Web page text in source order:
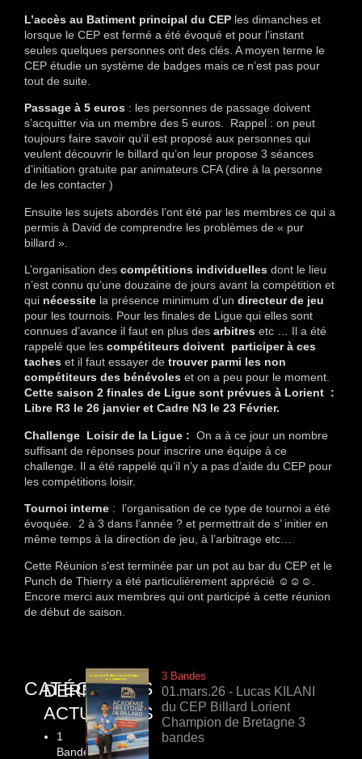
L’accès au Batiment principal du CEP les dimanches et
lorsque le CEP est fermé a été évoqué et pour l’instant
seules quelques personnes ont des clés. A moyen terme le
CEP étudie un système de badges mais ce n’est pas pour
tout de suite.
Passage à 5 euros : les personnes de passage doivent
s’acquitter via un membre des 5 euros. Rappel : on peut
toujours faire savoir qu’il est proposé aux personnes qui
veulent découvrir le billard qu’on leur propose 3 séances
d’initiation gratuite par animateurs CFA (dire à la personne
de les contacter )
Ensuite les sujets abordés l’ont été par les membres ce qui a
permis à David de comprendre les problèmes de « pur
billard ».
L’organisation des compétitions individuelles dont le lieu
n’est connu qu’une douzaine de jours avant la compétition et
qui nécessite la présence minimum d’un directeur de jeu
pour les tournois. Pour les finales de Ligue qui elles sont
connues d’avance il faut en plus des arbitres etc … Il a été
rappelé que les compétiteurs doivent participer à ces
taches et il faut essayer de trouver parmi les non
compétiteurs des bénévoles et on a peu pour le moment.
Cette saison 2 finales de Ligue sont prévues à Lorient :
Libre R3 le 26 janvier et Cadre N3 le 23 Février.
Challenge Loisir de la Ligue : On a à ce jour un nombre
suffisant de réponses pour inscrire une équipe à ce
challenge. Il a été rappelé qu’il n’y a pas d’aide du CEP pour
les compétitions loisir.
Tournoi interne : l’organisation de ce type de tournoi a été
évoquée. 2 à 3 dans l’année ? et permettrait de s’ initier en
même temps à la direction de jeu, à l’arbitrage etc…
Cette Réunion s’est terminée par un pot au bar du CEP et le
Punch de Thierry a été particulièrement apprécié ☺☺☺.
Encore merci aux membres qui ont participé à cette réunion
de début de saison.
CATÉGORIES
1
Bande
DERNIÈRES
ACTUALITÉS
3 Bandes
01.mars.26 - Lucas KILANI
du CEP Billard Lorient
Champion de Bretagne 3
bandes